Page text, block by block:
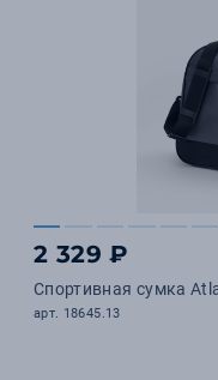
2 329 ₽
Спортивная сумка
арт. 18645.13